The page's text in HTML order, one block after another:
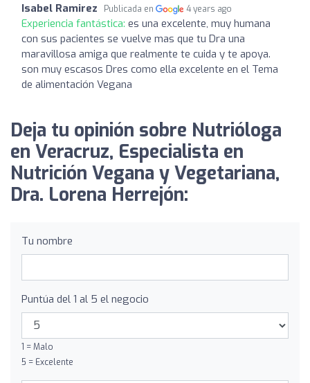
Isabel Ramirez Publicada en 4 years ago
Experiencia fantástica: es una excelente, muy humana
con sus pacientes se vuelve mas que tu Dra una
maravillosa amiga que realmente te cuida y te apoya.
son muy escasos Dres como ella excelente en el Tema
de alimentación Vegana
Deja tu opinión sobre Nutrióloga
en Veracruz, Especialista en
Nutrición Vegana y Vegetariana,
Dra. Lorena Herrejón:
Tu nombre
Puntúa del 1 al 5 el negocio
1 = Malo
5 = Excelente